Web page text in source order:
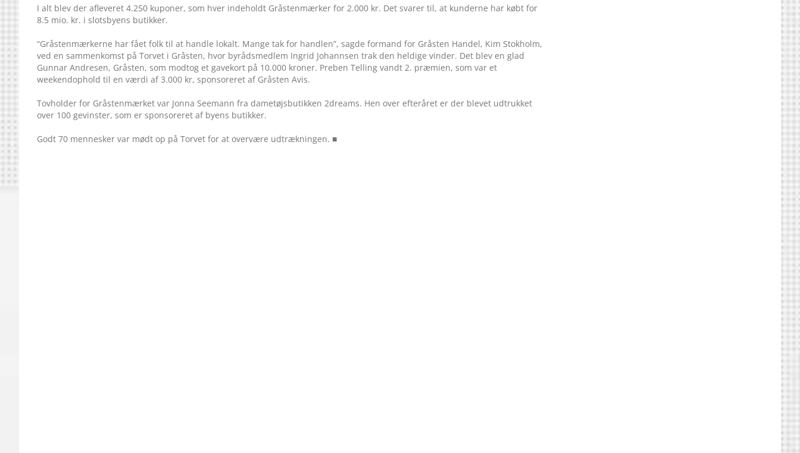
I alt blev der afleveret 4.250 kuponer, som hver indeholdt Gråstenmærker for 2.000 kr. Det svarer til, at kunderne har købt for
8.5 mio. kr. i slotsbyens butikker.
“Gråstenmærkerne har fået folk til at handle lokalt. Mange tak for handlen”, sagde formand for Gråsten Handel, Kim Stokholm,
ved en sammenkomst på Torvet i Gråsten, hvor byrådsmedlem Ingrid Johannsen trak den heldige vinder. Det blev en glad
Gunnar Andresen, Gråsten, som modtog et gavekort på 10.000 kroner. Preben Telling vandt 2. præmien, som var et
weekendophold til en værdi af 3.000 kr, sponsoreret af Gråsten Avis.
Tovholder for Gråsten­mærket var Jonna Seemann fra dametøjsbutikken 2dreams. Hen over efteråret er der blevet udtrukket
over 100 gevinster, som er sponsoreret af byens butikker.
Godt 70 mennesker var mødt op på Torvet for at overvære udtrækningen. ■